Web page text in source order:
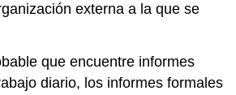
externa a la que se
que encuentre informes
diario, los informes formales